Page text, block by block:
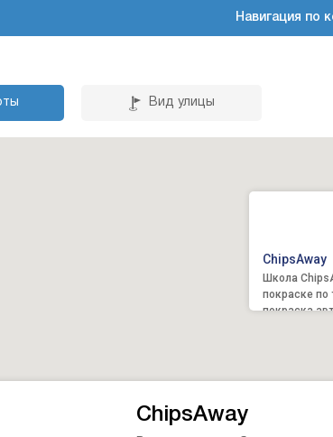
Навигация по
Вид улицы
ChipsAway
Школа ChipsAway Обучение
покраске по
покраска
ChipsAway